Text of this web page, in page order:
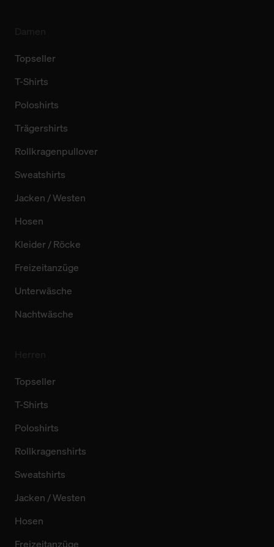
Topseller
T-Shirts
Poloshirts
Trägershirts
Rollkragenpullover
Sweatshirts
Jacken / Westen
Hosen
Kleider / Röcke
Freizeitanzüge
Unterwäsche
Nachtwäsche
Topseller
T-Shirts
Poloshirts
Rollkragenshirts
Sweatshirts
Jacken / Westen
Hosen
Freizeitanzüge